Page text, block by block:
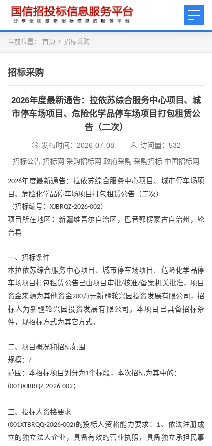
当前位置： 首页 > 招标采购
招标采购
2026年度最新通告：拉依苏综合服务中心项目、城
市停车场项目、危险化学品停车场项目打包租赁公
告（二次）
发布时间：2026-07-08 访问量： 532
招标公告 招标网 采购招标网 政府采购 采购招标 中国招标网
2026年度最新通告： 拉依苏综合服务中心项目、城市停车场项
目、危险化学品停车场项目打包租赁公告（二次）
（招标编号： XJBRQZ-2026-002）
项目所在地区：新疆维吾尔自治区，巴音郭楞蒙古自治州，轮
台县
一、招标条件
本拉依苏综合服务中心项目、城市停车场项目、危险化学品停
车场项目打包租赁公告已由项目审批/核准/备案机关批准，项目
资金来源为其他资金200万元新疆轮兴园投资发展有限公司，招
标人为新疆轮兴园投资发展有限公司。本项目已具备招标条
件，现招标方式为其它方式。
二、项目概况和招标范围
规模： /
范围：本招标项目划分为1个标段，本次招标为其中的：
(001)XJBRQZ-2026-002；
三、投标人资格要求
(001XTBRQQ-2026-002)的投标人资格能力要求： 1、依法注册成
立的独立法人企业，具备有效的营业执照，具备独立承担民事